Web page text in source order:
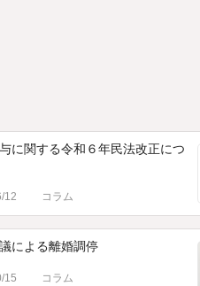
に関する令和６年民法改正につ
12 コラム
による離婚調停
15 コラム